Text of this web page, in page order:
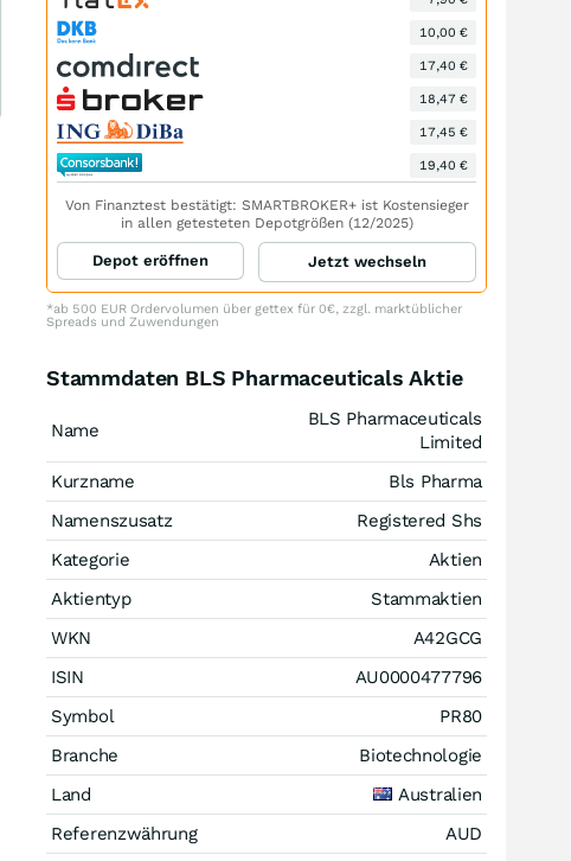
10,00 €
17,40 €
18,47 €
17,45 €
19,40 €
Von Finanztest bestätigt: SMARTBROKER+ ist Kostensieger
in allen getesteten Depotgrößen (12/2025)
Depot eröffnen Jetzt wechseln
*ab 500 EUR Ordervolumen über gettex für 0€, zzgl. marktüblicher
Spreads und Zuwendungen
Stammdaten BLS Pharmaceuticals Aktie
Name
BLS Pharmaceuticals
Limited
Kurzname
Bls Pharma
Namenszusatz
Registered Shs
Kategorie
Aktien
Aktientyp
Stammaktien
WKN
A42GCG
ISIN
AU0000477796
Symbol
PR80
Branche
Biotechnologie
Land
Australien
Referenzwährung
AUD